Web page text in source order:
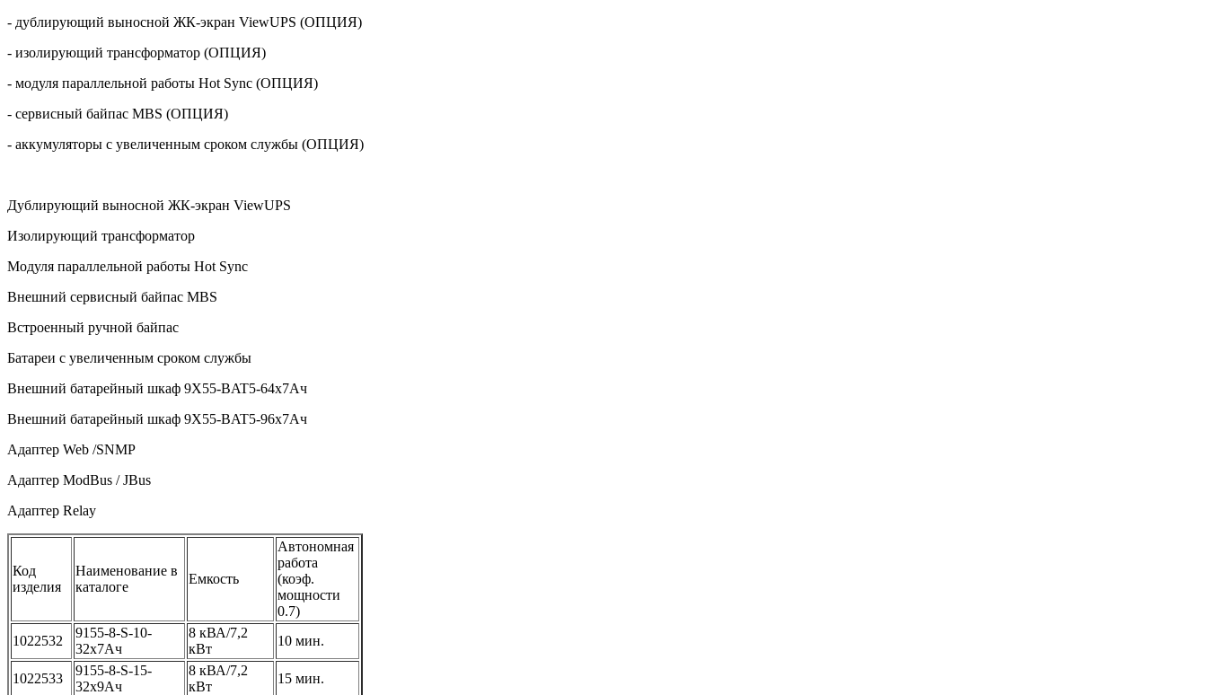
- дублирующий выносной ЖК-экран ViewUPS (ОПЦИЯ)
- изолирующий трансформатор (ОПЦИЯ)
- модуля параллельной работы Hot Sync (ОПЦИЯ)
- сервисный байпас MBS (ОПЦИЯ)
- аккумуляторы с увеличенным сроком службы (ОПЦИЯ)
Дублирующий выносной ЖК-экран ViewUPS
Изолирующий трансформатор
Модуля параллельной работы Hot Sync
Внешний сервисный байпас MBS
Встроенный ручной байпас
Батареи с увеличенным сроком службы
Внешний батарейный шкаф 9X55-BAT5-64x7Ач
Внешний батарейный шкаф 9X55-BAT5-96x7Ач
Адаптер Web /SNMP
Адаптер ModBus / JBus
Адаптер Relay
Код
изделия
Наименование в
каталоге
Емкость
Автономная
работа
(коэф.
мощности
0.7)
1022532
9155-8-S-10-
32x7Ач
8 кВА/7,2
кВт
10 мин.
1022533
9155-8-S-15-
32x9Ач
8 кВА/7,2
кВт
15 мин.